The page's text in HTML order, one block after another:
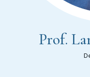
Prof.